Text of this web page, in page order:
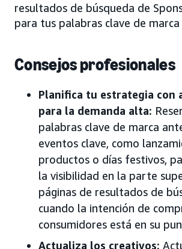
resultados de búsqueda de
para tus palabras clave de marca
Consejos profesionales
Planifica tu estrategia con
para la demanda alta:
palabras clave de marca
eventos clave, como
productos o días festivos,
la visibilidad en la parte
páginas de resultados de
cuando la intención de
consumidores está en su
Actualiza los creativos: